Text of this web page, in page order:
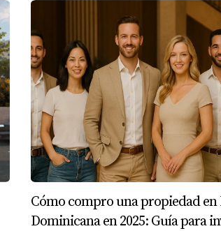
entre el 6% y el 10% anual
al 10% suele ser considerado
EN LA RENTABILIDAD
cálculo numérico; varios factores
plazo.Cómo compro una propiedad en
Dominicana en 2025: Guía para